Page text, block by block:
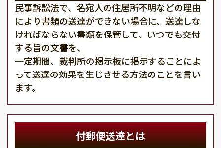
民事訴訟法で、名宛人の住居所不明などの理由
により書類の送達ができない場合に、送達しな
ければならない書類を保管して、いつでも交付
する旨の文書を、
一定期間、裁判所の掲示板に掲示することによ
って送達の効果を生じさせる方法のことを言い
ます。
付郵便送達とは